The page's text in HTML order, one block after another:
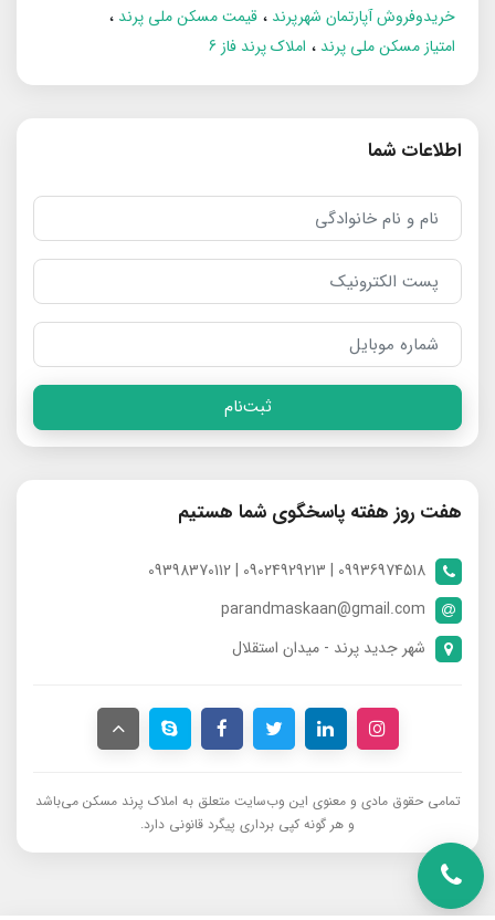
خریدوفروش آپارتمان شهرپرند
قیمت مسکن ملی پرند
امتیاز مسکن ملی پرند
املاک پرند فاز 6
اطلاعات شما
ثبت‌نام
هفت روز هفته پاسخگوی شما هستیم
09936974518 | 09024929213 | 09398370112
parandmaskaan@gmail.com
شهر جدید پرند - میدان استقلال
تمامی حقوق مادی و معنوی این وب‌سایت متعلق به املاک پرند مسکن می‌باشد
و هر گونه کپی برداری پیگرد قانونی دارد.